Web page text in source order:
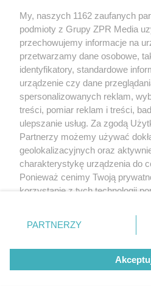
Daleko do pięciu
naprawdę jedzą
My, naszych 1162 zaufanych
podmioty z Grupy ZPR Media
przechowujemy informacje na
przetwarzamy dane osobowe,
identyfikatory, standardowe
urządzenie czy dane
spersonalizowanych reklam,
treści, pomiar reklam i treści,
ulepszanie usług. Za zgodą
Partnerzy możemy używać
geolokalizacyjnych oraz
charakterystykę urządzenia do
Ponieważ cenimy Twoją
korzystanie z tych technologii
zmienić/wycofać klikając
znajdujący się w lewym dolnym
rodzaje przetwarzania danych
użytkownika, ale masz prawo
przetwarzaniu. Preferencje
PARTNERZY